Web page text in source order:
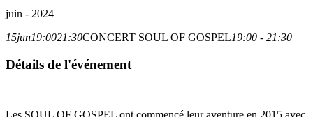
juin - 2024
15jun19:0021:30CONCERT SOUL OF GOSPEL19:00 - 21:30
Détails de l'événement